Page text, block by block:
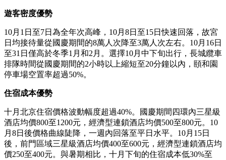
遊客密度優勢
10月1日至7日為全年次高峰，10月8日至15日快速回落，故宮
日均接待量從國慶期間的8萬人次降至3萬人次左右。10月16日
至31日僅高於冬季1月和2月。選擇10月中下旬出行，長城纜車
排隊時間從國慶期間的2小時以上縮短至20分鐘以內，頤和園
停車場空置率超過50%。
住宿成本優勢
十月北京住宿價格波動幅度超過40%。國慶期間四環內三星級
酒店均價800至1200元，經濟型連鎖酒店均價500至800元。10
月8日後價格曲線陡降，一週內回落至平日水平。10月15日
後，前門區域三星級酒店均價400至600元，經濟型連鎖酒店均
價250至400元。與暑期相比，十月下旬的住宿成本低30%至